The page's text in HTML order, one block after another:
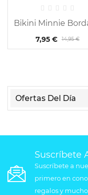
Bikini Minnie
7,95 € 14,95 €
Ofertas Del Día
Suscríbete
Suscríbete a
primero en
regalos y